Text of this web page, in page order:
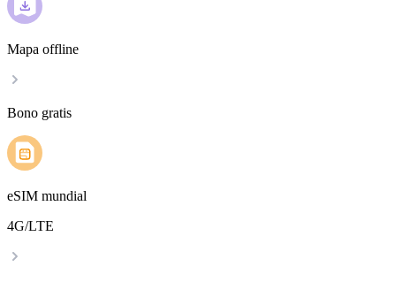
Mapa offline
Bono gratis
eSIM mundial
4G/LTE